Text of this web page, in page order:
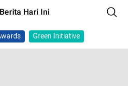
Berita Hari Ini
Green Initiative